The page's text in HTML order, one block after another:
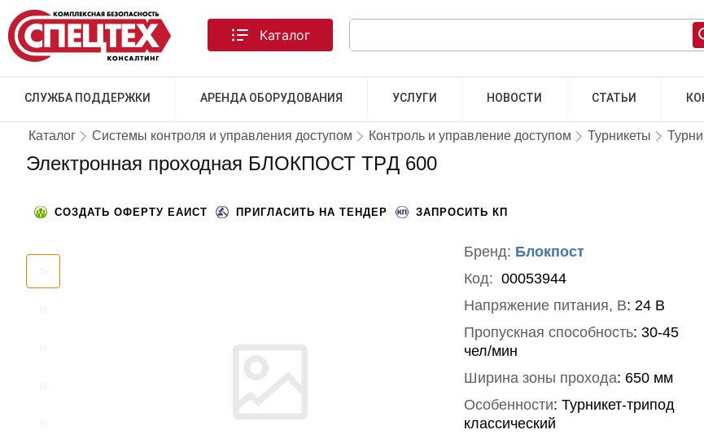
СЛУЖБА ПОДДЕРЖКИ АРЕНДА ОБОРУДОВАНИЯ УСЛУГИ НОВОСТИ СТАТЬИ
Каталог
Каталог Системы контроля и управления доступом Контроль и управление доступом Турникеты
Электронная проходная БЛОКПОСТ TPД 600
СОЗДАТЬ ОФЕРТУ ЕАИСТ ПРИГЛАСИТЬ НА ТЕНДЕР ЗАПРОСИТЬ КП
Бренд: Блокпост
Код: 00053944
Напряжение питания, В: 24 В
Пропускная способность: 30-45
чел/мин
Ширина зоны прохода: 650 мм
Особенности: Турникет-трипод
классический